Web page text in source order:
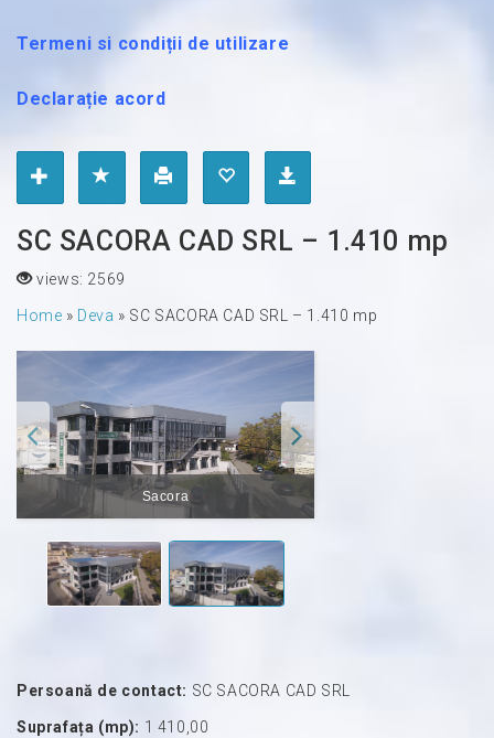
Termeni si condiții de utilizare
Declarație acord
SC SACORA CAD SRL – 1.410 mp
views: 2569
Home » Deva » SC SACORA CAD SRL – 1.410 mp
Sacora
Persoană de contact: SC SACORA CAD SRL
Suprafața (mp): 1 410,00